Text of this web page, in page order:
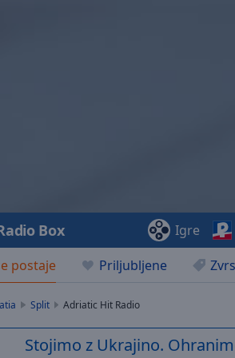
postaje Priljubljene
Box Igre
Split Adriatic Hit Radio
Stojimo z Ukrajino.